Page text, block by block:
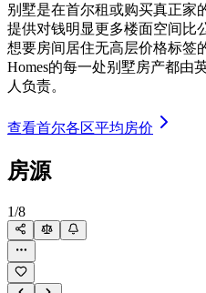
别墅是在首尔租或购买真正家
提供对钱明显更多楼面空间比
想要房间居住无高层价格标签
Homes的每一处别墅房产都由
人负责。
查看首尔各区平均房价
房源
1/8